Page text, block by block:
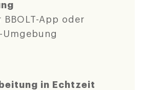
App oder
Umgebung
in Echtzeit